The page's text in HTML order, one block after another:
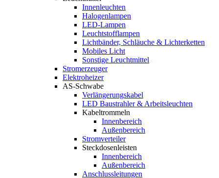
Innenleuchten
Halogenlampen
LED-Lampen
Leuchtstofflampen
Lichtbänder, Schläuche & Lichterketten
Mobiles Licht
Sonstige Leuchtmittel
Stromerzeuger
Elektroheizer
AS-Schwabe
Verlängerungskabel
LED Baustrahler & Arbeitsleuchten
Kabeltrommeln
Innenbereich
Außenbereich
Stromverteiler
Steckdosenleisten
Innenbereich
Außenbereich
Anschlussleitungen